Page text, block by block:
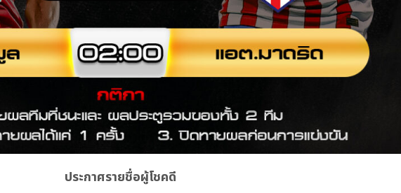
ประกาศรายชื่อผู้โชคดี